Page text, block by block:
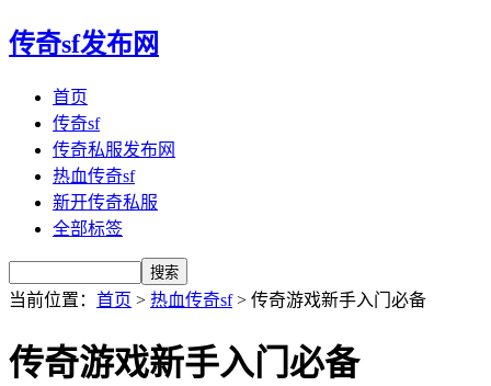
传奇sf发布网
首页
传奇sf
传奇私服发布网
热血传奇sf
新开传奇私服
全部标签
当前位置： 首页 > 热血传奇sf> 传奇游戏新手入门必备
传奇游戏新手入门必备